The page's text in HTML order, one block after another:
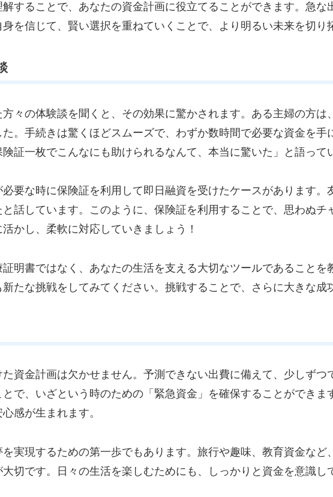
することで、あなたの資金計画に役立てることができます。急な
を信じて、賢い選択を重ねていくことで、より明るい未来を切り
々の体験談を聞くと、その効果に驚かされます。ある主婦の方は
。手続きは驚くほどスムーズで、わずか数時間で必要な資金を
証一枚でこんなにも助けられるなんて、本当に驚いた」と語って
要な時に保険証を利用して即日融資を受けたケースがあります
話しています。このように、保険証を利用することで、思わぬチ
かし、柔軟に対応していきましょう！
明書ではなく、あなたの生活を支える大切なツールであること
たな挑戦をしてみてください。挑戦することで、さらに大きな成
資金計画は欠かせません。予測できない出費に備えて、少しずつ
で、いざという時のための「緊急資金」を確保することができま
感が生まれます。
実現するための第一歩でもあります。旅行や趣味、教育資金な
切です。日々の生活を楽しむためにも、しっかりと資金を意識し